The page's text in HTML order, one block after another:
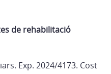
de rehabilitació
Exp. 2024/4173. Cost